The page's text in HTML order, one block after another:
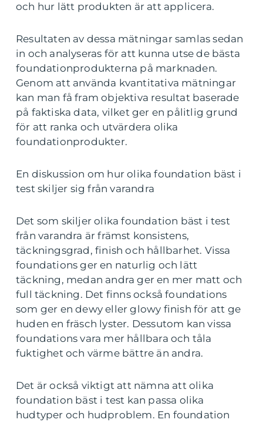
och hur lätt produkten är att applicera.
Resultaten av dessa mätningar samlas sedan
in och analyseras för att kunna utse de bästa
foundationprodukterna på marknaden.
Genom att använda kvantitativa mätningar
kan man få fram objektiva resultat baserade
på faktiska data, vilket ger en pålitlig grund
för att ranka och utvärdera olika
foundationprodukter.
En diskussion om hur olika foundation bäst i
test skiljer sig från varandra
Det som skiljer olika foundation bäst i test
från varandra är främst konsistens,
täckningsgrad, finish och hållbarhet. Vissa
foundations ger en naturlig och lätt
täckning, medan andra ger en mer matt och
full täckning. Det finns också foundations
som ger en dewy eller glowy finish för att ge
huden en fräsch lyster. Dessutom kan vissa
foundations vara mer hållbara och tåla
fuktighet och värme bättre än andra.
Det är också viktigt att nämna att olika
foundation bäst i test kan passa olika
hudtyper och hudproblem. En foundation